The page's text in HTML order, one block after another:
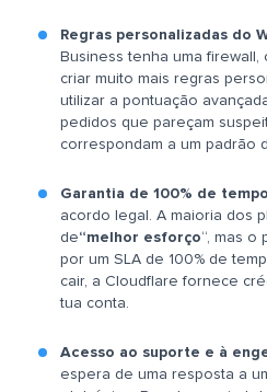
Regras personalizadas do
Business tenha uma
criar muito mais regras
utilizar a pontuação
pedidos que pareçam
correspondam a um padrão
Garantia de 100% de
acordo legal. A maioria dos
de“melhor esforço“, mas o
por um SLA de 100% de
cair, a Cloudflare fornece
tua conta.
Acesso ao suporte e à
espera de uma resposta a